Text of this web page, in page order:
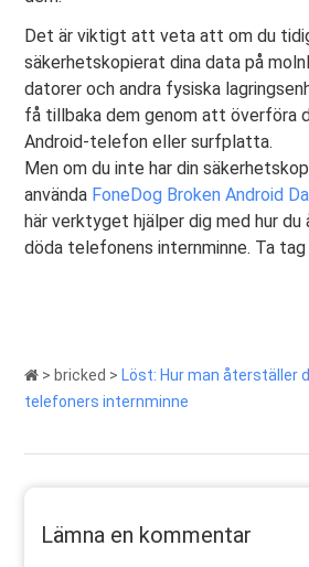
Det är viktigt att veta att om du
säkerhetskopierat dina data på
datorer och andra fysiska
få tillbaka dem genom att överföra
Android-telefon eller surfplatta.
Men om du inte har din
använda FoneDog Broken Android
här verktyget hjälper dig med hur
döda telefonens internminne. Ta
> bricked > Löst: Hur man återställer
telefoners internminne
Lämna en kommentar